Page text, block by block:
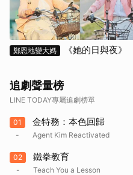
鄭恩地變大媽 《她的日與夜》
追劇聲量榜
LINE TODAY專屬追劇榜單
01
-
金特務：本色回歸
Agent Kim Reactivated
02
-
鐵拳教育
Teach You a Lesson